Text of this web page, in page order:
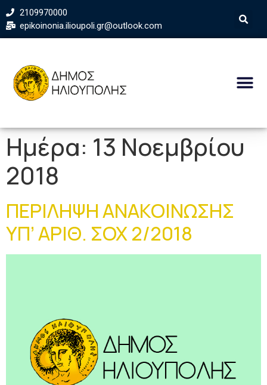
2109970000
epikoinonia.ilioupoli.gr@outlook.com
Ημέρα: 13 Νοεμβρίου
2018
ΠΕΡΙΛΗΨΗ ΑΝΑΚΟΙΝΩΣΗΣ
ΥΠ’ ΑΡΙΘ. ΣΟΧ 2/2018